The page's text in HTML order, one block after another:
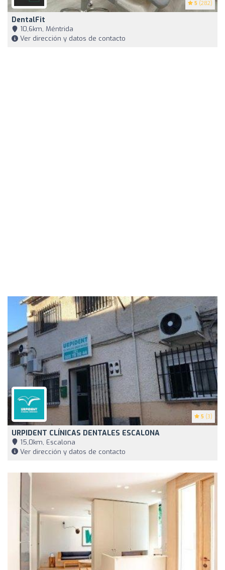
5 (282)
DentalFit
10,6km, Méntrida
Ver dirección y datos de contacto
5 (3)
URPIDENT CLÍNICAS DENTALES ESCALONA
15,0km, Escalona
Ver dirección y datos de contacto